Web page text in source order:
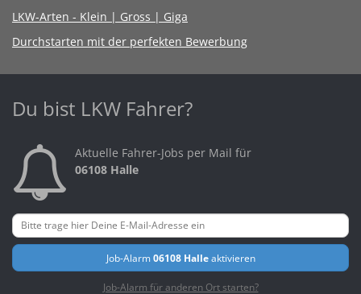
LKW-Arten - Klein | Gross | Giga
Durchstarten mit der perfekten Bewerbung
Du bist LKW Fahrer?
Aktuelle Fahrer-Jobs per Mail für
06108 Halle
Job-Alarm06108 Halleaktivieren
Job-Alarm für anderen Ort starten?